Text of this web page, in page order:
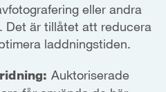
eller andra
Det är tillåtet att reducera
laddningstiden.
Auktoriserade